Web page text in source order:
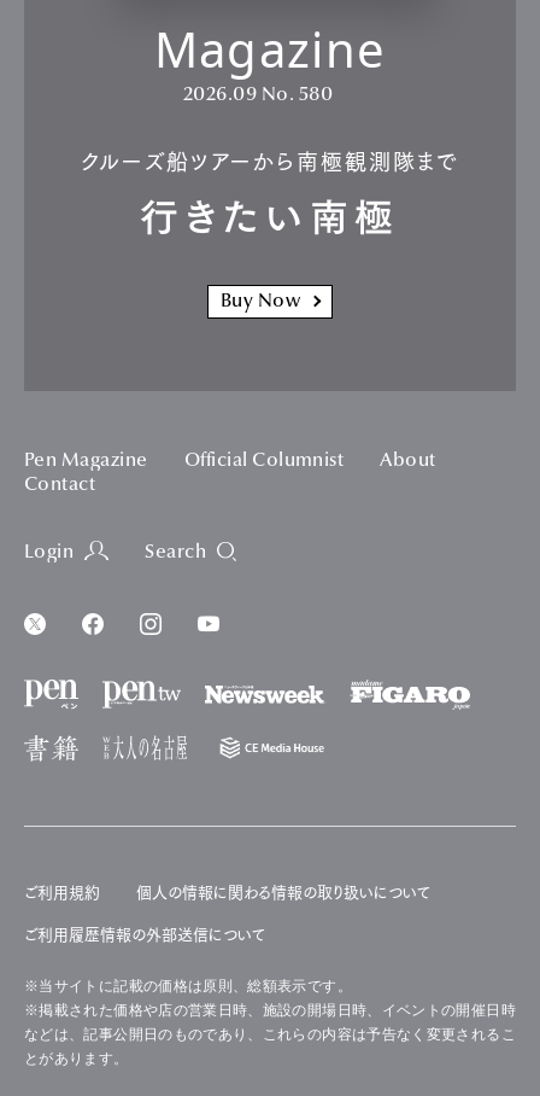
Magazine
2026.09 No. 580
クルーズ船ツアーから南極観測隊まで
行きたい南極
Buy Now
Pen Magazine Official Columnist
About
Contact
Login Search
ご利用規約 個人の情報に関わる情報の取り扱いについて
ご利用履歴情報の外部送信について
※当サイトに記載の価格は原則、総額表示です。
※掲載された価格や店の営業日時、施設の開場日時、イベントの開催日時
などは、記事公開日のものであり、これらの内容は予告なく変更されるこ
とがあります。